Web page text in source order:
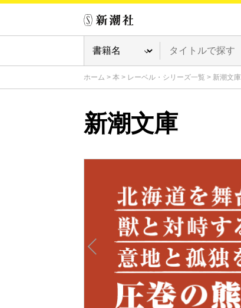
ホーム > 本 > レーベル・シリーズ一覧 > 新潮文庫
新潮文庫